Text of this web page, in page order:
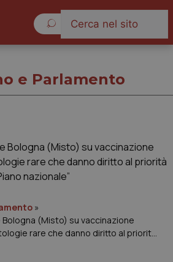
e Parlamento
»
(Misto) su vaccinazione
rare che danno diritto al priorità